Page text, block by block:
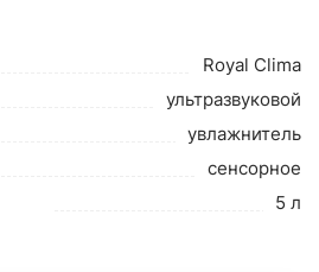
Royal Clima
ультразвуковой
увлажнитель
сенсорное
5 л